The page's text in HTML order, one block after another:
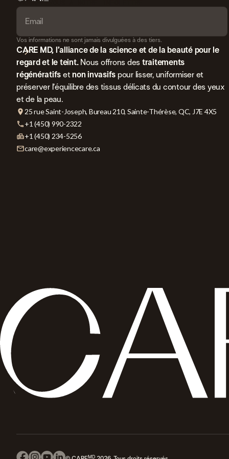
ABONNEZ-VOUS À NOTRE INFOLETTRE
Vos informations ne sont jamais divulguées à des tiers.
CARE MD, l’alliance de la science et de la beauté pour le
regard et le teint. Nous offrons des traitements
régénératifs et non invasifs pour lisser, uniformiser et
préserver l’équilibre des tissus délicats du contour des yeux
et de la peau.
25 rue Saint-Joseph, Bureau 210, Sainte-Thérèse, QC, J7E 4X5
+1 (450) 990-2322
+1 (450) 234-5256
care@experiencecare.ca
MD